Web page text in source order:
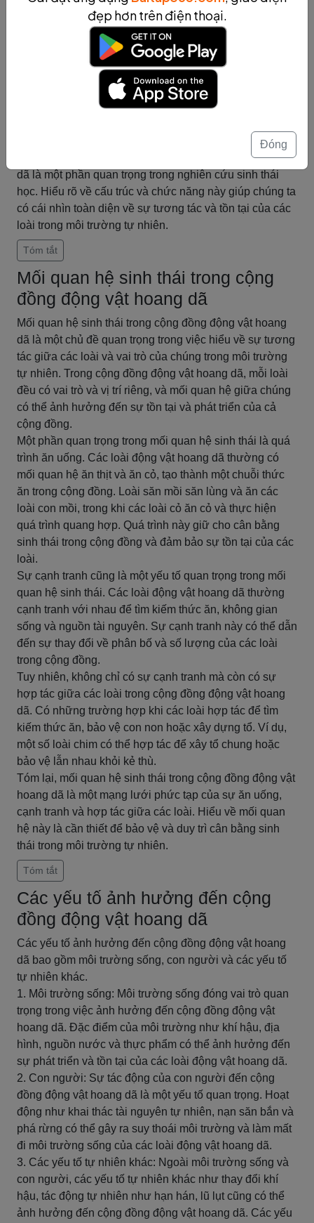
- Quan hệ cạnh tranh: Các loài trong cộng đồng đồng
thời cạnh tranh nguồn tài nguyên có hạn như thức ăn,
không gian sống và đối tác sinh sản. Quan hệ cạnh
tranh giữa các loài giúp duy trì sự cân bằng trong cộng
- Quan hệ hợp tác: Một số loài trong cộng đồng có thể
hợp tác với nhau để tăng cường khả năng sống sót và
Cấu trúc và chức năng của cộng đồng động vật hoang
dã là một phần quan trọng trong nghiên cứu sinh thái
học. Hiểu rõ về cấu trúc và chức năng này giúp chúng ta
có cái nhìn toàn diện về sự tương tác và tồn tại của các
loài trong môi trường tự nhiên.
Tóm tắt
Mối quan hệ sinh thái trong cộng
đồng động vật hoang dã
Mối quan hệ sinh thái trong cộng đồng động vật hoang
dã là một chủ đề quan trọng trong việc hiểu về sự tương
tác giữa các loài và vai trò của chúng trong môi trường
tự nhiên. Trong cộng đồng động vật hoang dã, mỗi loài
đều có vai trò và vị trí riêng, và mối quan hệ giữa chúng
có thể ảnh hưởng đến sự tồn tại và phát triển của cả
cộng đồng.
Một phần quan trọng trong mối quan hệ sinh thái là quá
trình ăn uống. Các loài động vật hoang dã thường có
mối quan hệ ăn thịt và ăn cỏ, tạo thành một chuỗi thức
ăn trong cộng đồng. Loài săn mồi săn lùng và ăn các
loài con mồi, trong khi các loài cỏ ăn cỏ và thực hiện
quá trình quang hợp. Quá trình này giữ cho cân bằng
sinh thái trong cộng đồng và đảm bảo sự tồn tại của các
loài.
Sự cạnh tranh cũng là một yếu tố quan trọng trong mối
quan hệ sinh thái. Các loài động vật hoang dã thường
cạnh tranh với nhau để tìm kiếm thức ăn, không gian
sống và nguồn tài nguyên. Sự cạnh tranh này có thể dẫn
đến sự thay đổi về phân bố và số lượng của các loài
trong cộng đồng.
Tuy nhiên, không chỉ có sự cạnh tranh mà còn có sự
hợp tác giữa các loài trong cộng đồng động vật hoang
dã. Có những trường hợp khi các loài hợp tác để tìm
kiếm thức ăn, bảo vệ con non hoặc xây dựng tổ. Ví dụ,
một số loài chim có thể hợp tác để xây tổ chung hoặc
bảo vệ lẫn nhau khỏi kẻ thù.
Tóm lại, mối quan hệ sinh thái trong cộng đồng động vật
hoang dã là một mạng lưới phức tạp của sự ăn uống,
cạnh tranh và hợp tác giữa các loài. Hiểu về mối quan
hệ này là cần thiết để bảo vệ và duy trì cân bằng sinh
thái trong môi trường tự nhiên.
Tóm tắt
Các yếu tố ảnh hưởng đến cộng
đồng động vật hoang dã
Các yếu tố ảnh hưởng đến cộng đồng động vật hoang
dã bao gồm môi trường sống, con người và các yếu tố
tự nhiên khác.
1. Môi trường sống: Môi trường sống đóng vai trò quan
trọng trong việc ảnh hưởng đến cộng đồng động vật
hoang dã. Đặc điểm của môi trường như khí hậu, địa
hình, nguồn nước và thực phẩm có thể ảnh hưởng đến
sự phát triển và tồn tại của các loài động vật hoang dã.
2. Con người: Sự tác động của con người đến cộng
đồng động vật hoang dã là một yếu tố quan trọng. Hoạt
động như khai thác tài nguyên tự nhiên, nạn săn bắn và
phá rừng có thể gây ra suy thoái môi trường và làm mất
đi môi trường sống của các loài động vật hoang dã.
3. Các yếu tố tự nhiên khác: Ngoài môi trường sống và
con người, các yếu tố tự nhiên khác như thay đổi khí
hậu, tác động tự nhiên như hạn hán, lũ lụt cũng có thể
ảnh hưởng đến cộng đồng động vật hoang dã. Các yếu
đẹp hơn trên điện thoại.
Đóng